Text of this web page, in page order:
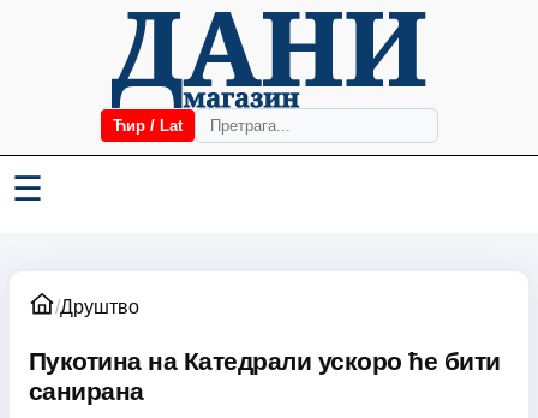
Ћир / Lat
☰
/Друштво
Пукотина на Катедрали ускоро ће бити
санирана